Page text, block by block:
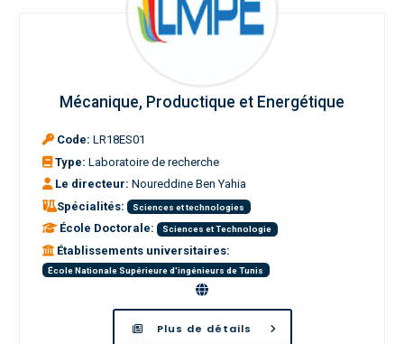
Mécanique, Productique et Energétique
Code: LR18ES01
Type: Laboratoire de recherche
Le directeur: Noureddine Ben Yahia
Spécialités:
Sciences et technologies
École Doctorale: Sciences et Technologie
Établissements universitaires:
École Nationale Supérieure d'ingénieurs de Tunis
Plus de détails